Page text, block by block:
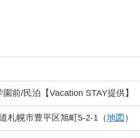
前/民泊【Vacation STAY提供】
札幌市豊平区旭町5-2-1（地図 ）